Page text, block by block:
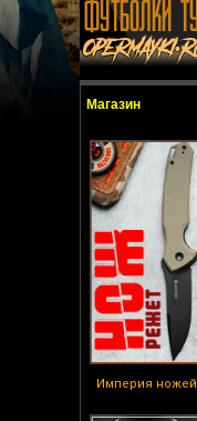
Магазин
Империя ножей